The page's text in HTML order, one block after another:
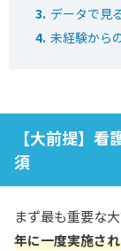
データで見
未経験から
【大前提】
須
まず最も重要な
年に一度実施さ